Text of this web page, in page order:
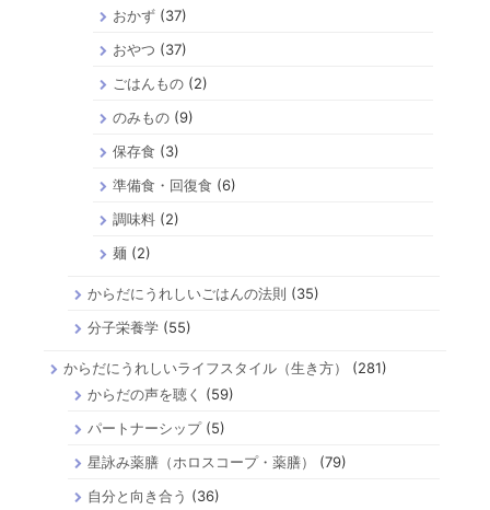
おかず(37)
おやつ (37)
ごはんもの(2)
のみもの(9)
保存食 (3)
準備食・回復食 (6)
調味料(2)
麺 (2)
からだにうれしいごはんの法則 (35)
分子栄養学 (55)
からだにうれしいライフスタイル（生き方）
(281)
からだの声を聴く
(59)
パートナーシップ(5)
星詠み薬膳（ホロスコープ・薬膳）
(79)
自分と向き合う (36)